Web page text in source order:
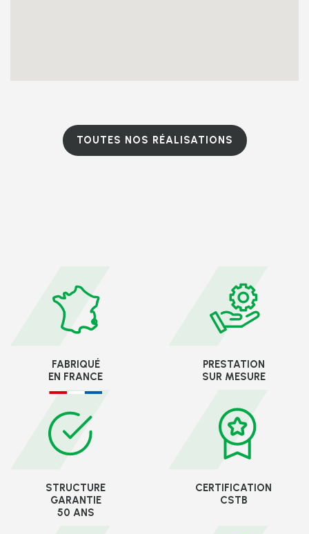
TOUTES NOS RÉALISATIONS
FABRIQUÉ
EN FRANCE
PRESTATION
SUR MESURE
STRUCTURE
GARANTIE
50 ANS
CERTIFICATION
CSTB